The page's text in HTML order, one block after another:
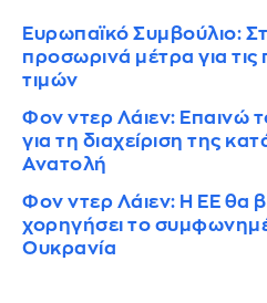
Ευρωπαϊκό Συμβούλιο:
προσωρινά μέτρα για τις
τιμών
Φον ντερ Λάιεν: Επαινώ
για τη διαχείριση της
Ανατολή
Φον ντερ Λάιεν: Η ΕΕ θα
χορηγήσει το
Ουκρανία